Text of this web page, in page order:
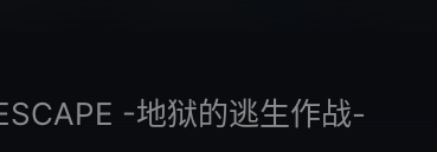
-地狱的逃生作战-